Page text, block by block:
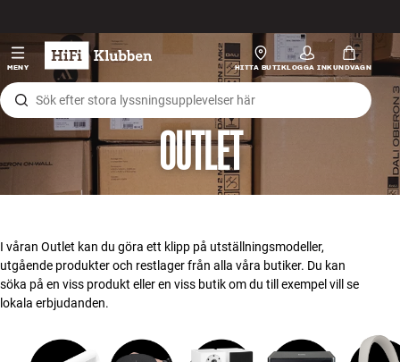
MENY HITTA BUTIKLOGGA INKUNDVAGN
HiFi
Högtalare
Skivspelare
Hörlurar
Surround
TV
OUTLET
I våran Outlet kan du göra ett klipp på utställningsmodeller,
utgående produkter och restlager från alla våra butiker. Du kan
söka på en viss produkt eller en viss butik om du till exempel vill se
lokala erbjudanden.